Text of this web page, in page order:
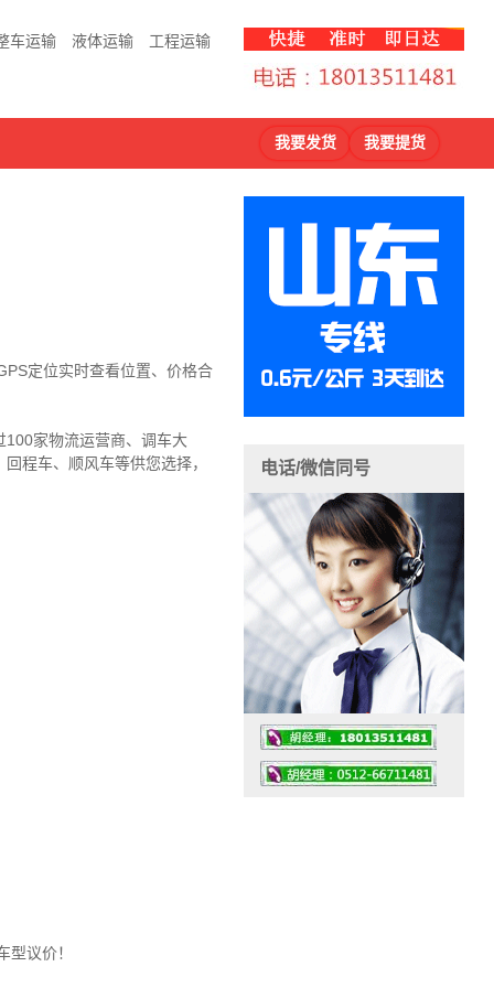
车运输 液体运输 工程运输
我要发货 我要提货
定位实时查看位置、价格合
100家物流运营商、调车大
程车、顺风车等供您选择，
议价！
电话/微信同号